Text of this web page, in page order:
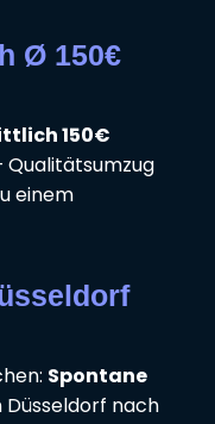
Ø 150€
150€
Qualitätsumzug
einem
Spontane
Düsseldorf nach